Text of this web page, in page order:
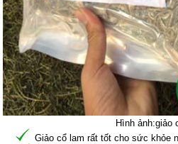
Hình ảnh:giảo
Giảo cổ lam rất tốt cho sức khỏe